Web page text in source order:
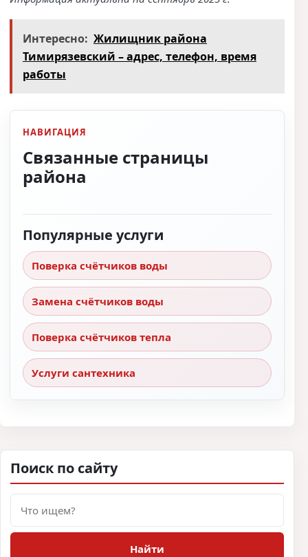
Интересно: Жилищник района
Тимирязевский – адрес, телефон, время
работы
НАВИГАЦИЯ
Связанные страницы
района
Популярные услуги
Поверка счётчиков воды
Замена счётчиков воды
Поверка счётчиков тепла
Услуги сантехника
Поиск по сайту
Найти